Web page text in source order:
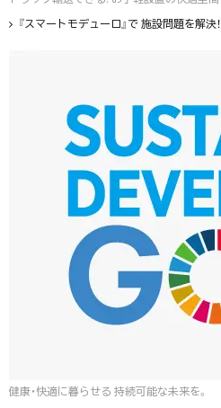
『スマートモデューロ』で 施設問題を解決！
健康・快適に暮らせる 持続可能な未来を。